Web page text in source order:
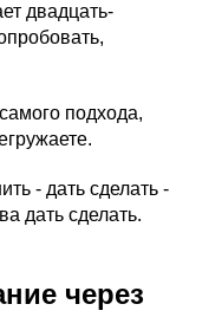
двадцать-
подхода,
- дать сделать -
дать сделать.
через